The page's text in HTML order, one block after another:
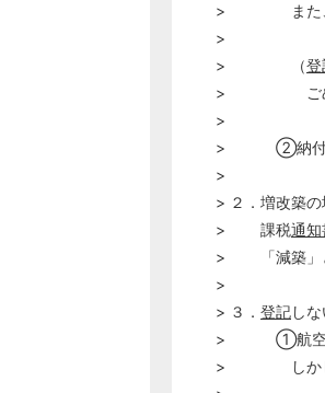
> また、納
>
> （登
> ごめん
>
> ②納付書
>
> ２．増改築の
> 課税通知
> 「減築」と
>
> ３． 登記し
> ①航空写真
> しかし、内